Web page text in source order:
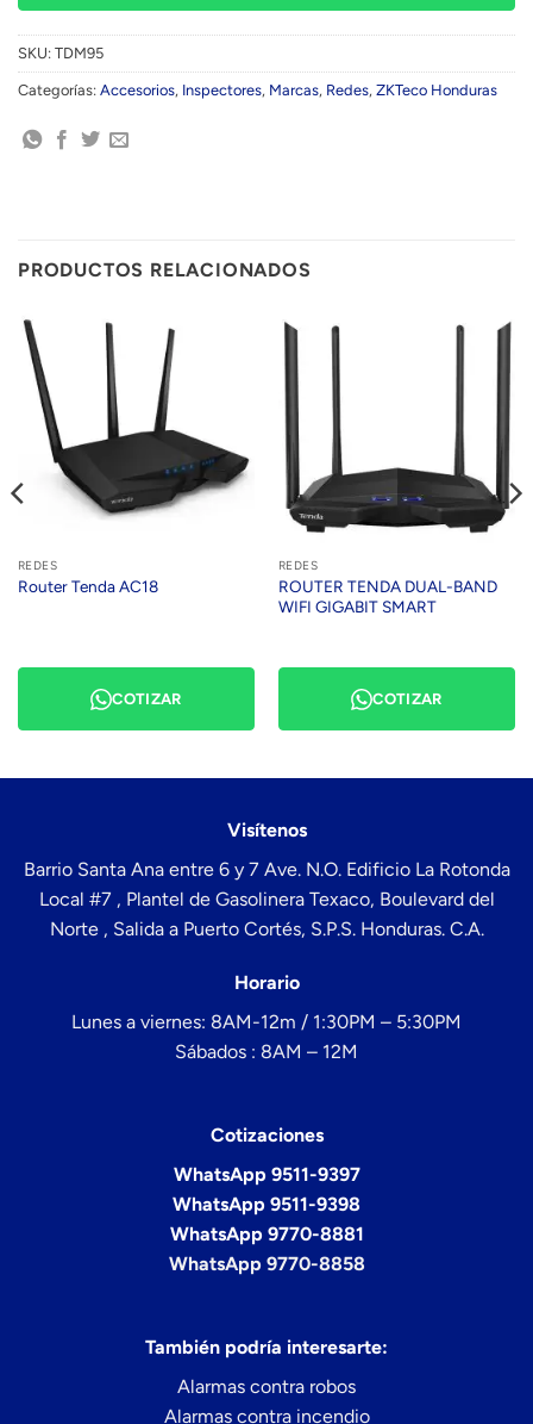
SKU: TDM95
Categorías: Accesorios, Inspectores, Marcas, Redes, ZKTeco Honduras
PRODUCTOS RELACIONADOS
REDES
Router Tenda AC18
COTIZAR
REDES
ROUTER TENDA DUAL-BAND
WIFI GIGABIT SMART
COTIZAR
Visítenos
Barrio Santa Ana entre 6 y 7 Ave. N.O. Edificio La Rotonda
Local #7 , Plantel de Gasolinera Texaco, Boulevard del
Norte , Salida a Puerto Cortés, S.P.S. Honduras. C.A.
Horario
Lunes a viernes: 8AM-12m / 1:30PM – 5:30PM
Sábados : 8AM – 12M
Cotizaciones
WhatsApp 9511-9397
WhatsApp 9511-9398
WhatsApp 9770-8881
WhatsApp 9770-8858
También podría interesarte:
Alarmas contra robos
Alarmas contra incendio